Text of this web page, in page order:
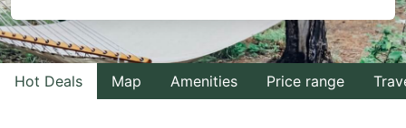
to
interact
with
the
to
interact
with
the
Hot Deals Map Amenities Price range